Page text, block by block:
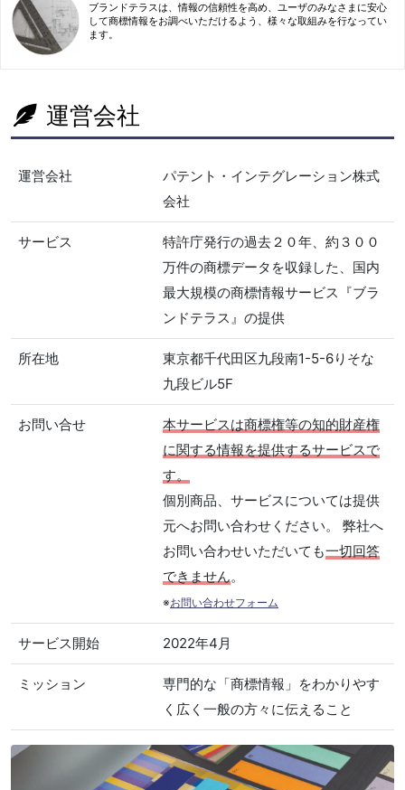
ブランドテラスは、情報の信頼性を高め、ユーザのみなさまに安心
して商標情報をお調べいただけるよう、様々な取組みを行なってい
ます。
運営会社
運営会社
パテント・インテグレーション株式
会社
サービス
特許庁発行の過去２０年、約３００
万件の商標データを収録した、国内
最大規模の商標情報サービス『ブラ
ンドテラス』の提供
所在地
東京都千代田区九段南1-5-6りそな
九段ビル5F
お問い合せ
本サービスは商標権等の知的財産権
に関する情報を提供するサービスで
す。
個別商品、サービスについては提供
元へお問い合わせください。 弊社へ
お問い合わせいただいても一切回答
できません。
※お問い合わせフォーム
サービス開始 2022年4月
ミッション
専門的な「商標情報」をわかりやす
く広く一般の方々に伝えること